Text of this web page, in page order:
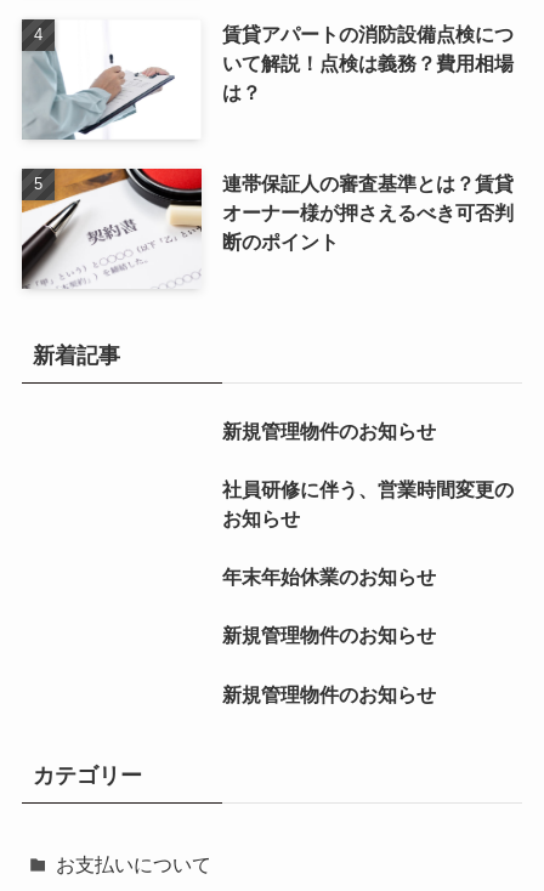
賃貸アパートの消防設備点検につ
いて解説！点検は義務？費用相場
は？
連帯保証人の審査基準とは？賃貸
オーナー様が押さえるべき可否判
断のポイント
新着記事
新規管理物件のお知らせ
社員研修に伴う、営業時間変更の
お知らせ
年末年始休業のお知らせ
新規管理物件のお知らせ
新規管理物件のお知らせ
カテゴリー
お支払いについて